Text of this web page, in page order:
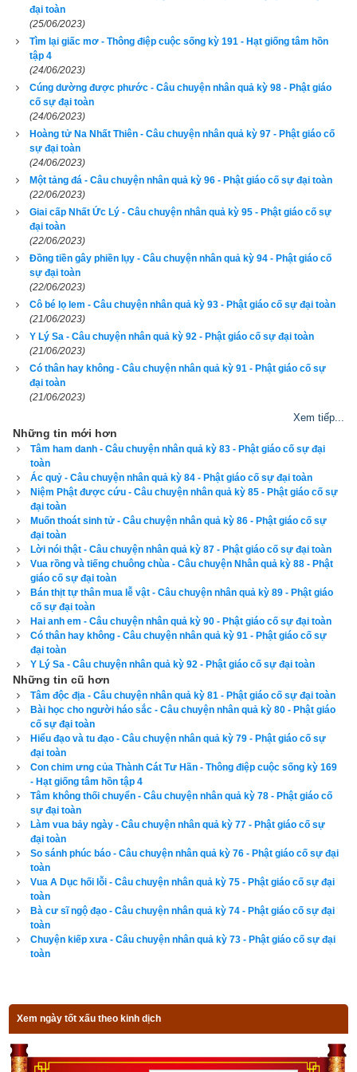
Nhà vua trả lời một cách châm biếm.
– Vâng, nếu thiếp có phúc và chiếc nhẫn ấy là thuộc về thiếp
thì chắc chắn nó sẽ không mất; ngược lại nếu thiếp không
được sở hữu một vật nào đó mà cứ cưỡng ép để có thì cũng
chỉ vô ích mà thôi.
Thái độ của hoàng hậu rất thản nhiên và tự tại. Tuy đó chỉ là
một chiếc nhẫn, nhưng trên chiếc nhẫn có gắn một viên bảo
châu vô giá, thế mà chiếc nhẫn mất đi không làm cho hoàng
hậu phiền não hay ưu tư chút nào. Nếu chuyện ấy xảy ra cho
nhà vua, chắc là ông đã lo lắng ghê gớm lắm, vì thế ông mới
lập ra mưu kế ấy để đánh đổ cái lý luận tự cho mình là phi
phàm của hoàng hậu.
Lạ thay, ba ngày sau, cung nữ trong nhà bếp mổ bụng một
con cá thì tìm ra chiếc nhẫn mà hoàng hậu đã mất mấy hôm
nay. Vua nghe tin này ngạc nhiên cùng cực, lúc ấy ông mới tin
tưởng chắc chắn rằng phúc đức là điều không thể nghĩ bàn.
Số là sau khi chiếc nhẫn bị vua ném xuống sông rồi, thì liền bị
xong chiếc nhẫn, nó rơi ngay vào lưới của một người đánh cá
và người này đem mẻ cá mới lưới được bán cho triều đình.
Mọi sự việc ăn khớp vơi nhau chặt chẽ, chỉ cái phước vô
song của hoàng hậu mới khiến cho chiếc nhẫn đã mất mà tìm
lại được một cách hy hữu như thế.
Từ đó trong cách đối xử với hoàng hậu, vua không dám tỏ ra
mình là người thi ân nữa, vì ông đã tin rằng phúc của ai thì
người đó hưởng. Tội báo hay phúc báo đều như bóng theo
hình.
Phúc báo là do bố thí, do cúng dường mà có. Làm người nên
bố thí, nên cúng dường cho nhiều là vì lý do này.
Hãy ủng hộ website bằng cách truy cập lịch vạn niên trên
xemvm.com. Lịch vạn niên của chúng tôi không chỉ có các
tính năng cơ bản như đổi lịch dương sang lịch âm, lịch can
chi, lịch tiết khí
ngày theo Ngọc hạp thông thư,
xem ngày theo nhị thập bát tú
mà còn có nhiều tính năng nâng cao khác như xem ngày
xung khắc với tuổi
xem ngày theo Kinh Kim Phù
Xem ngày
theo Lục Diệu
trực), Bành Tổ kỵ nhật, xem ngày xuất hành theo Khổng Minh,
chọn hướng tốt xuất hành, xem giờ tốt theo Lý Thuần Phong
Quỷ Cốc Tử, xem ngày tốt xấu theo dân gian…nên vinh dự
được độc giả bình chọn là phần mềm lịch vạn niên số 1 hiện
nay. Phiên bản lịch vạn niên 2023 hoàn toàn mới của chúng tôi
được ngày tốt, giờ đẹp để khởi sự công việc. Hãy thử một lần
để cảm nhận sự khác biệt so với các phần mềm lịch vạn sự
khác.
đại toàn
(25/06/2023)
Tìm lại giấc mơ - Thông điệp cuộc sống kỳ 191 - Hạt giống tâm hồn
tập 4
(24/06/2023)
Cúng dường được phước - Câu chuyện nhân quả kỳ 98 - Phật giáo
cố sự đại toàn
(24/06/2023)
Hoàng tử Na Nhất Thiên - Câu chuyện nhân quả kỳ 97 - Phật giáo cố
sự đại toàn
(24/06/2023)
Một tảng đá - Câu chuyện nhân quả kỳ 96 - Phật giáo cố sự đại toàn
(22/06/2023)
Giai cấp Nhất Ức Lý - Câu chuyện nhân quả kỳ 95 - Phật giáo cố sự
đại toàn
(22/06/2023)
Đồng tiền gây phiền lụy - Câu chuyện nhân quả kỳ 94 - Phật giáo cố
sự đại toàn
(22/06/2023)
Cô bé lọ lem - Câu chuyện nhân quả kỳ 93 - Phật giáo cố sự đại toàn
(21/06/2023)
Y Lý Sa - Câu chuyện nhân quả kỳ 92 - Phật giáo cố sự đại toàn
(21/06/2023)
Có thân hay không - Câu chuyện nhân quả kỳ 91 - Phật giáo cố sự
đại toàn
(21/06/2023)
Xem tiếp...
Những tin mới hơn
Tâm ham danh - Câu chuyện nhân quả kỳ 83 - Phật giáo cố sự đại
toàn
Ác quỷ - Câu chuyện nhân quả kỳ 84 - Phật giáo cố sự đại toàn
Niệm Phật được cứu - Câu chuyện nhân quả kỳ 85 - Phật giáo cố sự
đại toàn
Muốn thoát sinh tử - Câu chuyện nhân quả kỳ 86 - Phật giáo cố sự
đại toàn
Lời nói thật - Câu chuyện nhân quả kỳ 87 - Phật giáo cố sự đại toàn
Vua rồng và tiếng chuông chùa - Câu chuyện Nhân quả kỳ 88 - Phật
giáo cố sự đại toàn
Bán thịt tự thân mua lễ vật - Câu chuyện nhân quả kỳ 89 - Phật giáo
cố sự đại toàn
Hai anh em - Câu chuyện nhân quả kỳ 90 - Phật giáo cố sự đại toàn
Có thân hay không - Câu chuyện nhân quả kỳ 91 - Phật giáo cố sự
đại toàn
Y Lý Sa - Câu chuyện nhân quả kỳ 92 - Phật giáo cố sự đại toàn
Những tin cũ hơn
Tâm độc địa - Câu chuyện nhân quả kỳ 81 - Phật giáo cố sự đại toàn
Bài học cho người háo sắc - Câu chuyện nhân quả kỳ 80 - Phật giáo
cố sự đại toàn
Hiểu đạo và tu đạo - Câu chuyện nhân quả kỳ 79 - Phật giáo cố sự
đại toàn
Con chim ưng của Thành Cát Tư Hãn - Thông điệp cuộc sống kỳ 169
- Hạt giống tâm hồn tập 4
Tâm không thối chuyển - Câu chuyện nhân quả kỳ 78 - Phật giáo cố
sự đại toàn
Làm vua bảy ngày - Câu chuyện nhân quả kỳ 77 - Phật giáo cố sự
đại toàn
So sánh phúc báo - Câu chuyện nhân quả kỳ 76 - Phật giáo cố sự đại
toàn
Vua A Dục hối lỗi - Câu chuyện nhân quả kỳ 75 - Phật giáo cố sự đại
toàn
Bà cư sĩ ngộ đạo - Câu chuyện nhân quả kỳ 74 - Phật giáo cố sự đại
toàn
Chuyện kiếp xưa - Câu chuyện nhân quả kỳ 73 - Phật giáo cố sự đại
toàn
Xem ngày tốt xấu theo kinh dịch